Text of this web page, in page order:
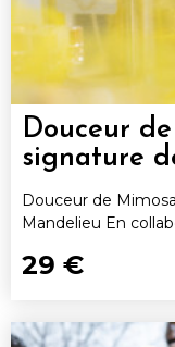
Douceur
signature
Douceur de
Mandelieu En
29 €